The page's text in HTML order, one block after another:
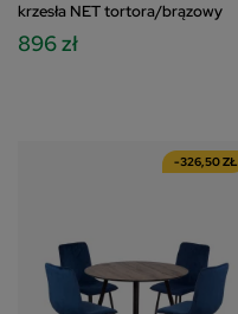
krzesła NET tortora/brązowy
896 zł
-326,50 ZŁ